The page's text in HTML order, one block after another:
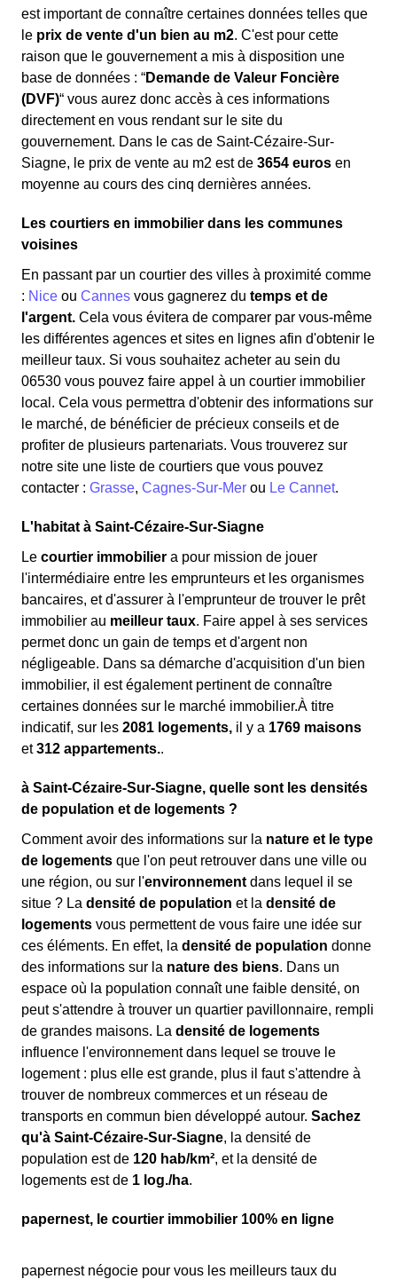
est important de connaître certaines données telles que
le prix de vente d'un bien au m2. C'est pour cette
raison que le gouvernement a mis à disposition une
base de données : “Demande de Valeur Foncière
(DVF)“ vous aurez donc accès à ces informations
directement en vous rendant sur le site du
gouvernement. Dans le cas de Saint-Cézaire-Sur-
Siagne, le prix de vente au m2 est de 3654 euros en
moyenne au cours des cinq dernières années.
Les courtiers en immobilier dans les communes
voisines
En passant par un courtier des villes à proximité comme
: Nice ou Cannes vous gagnerez du temps et de
l'argent. Cela vous évitera de comparer par vous-même
les différentes agences et sites en lignes afin d'obtenir le
meilleur taux. Si vous souhaitez acheter au sein du
06530 vous pouvez faire appel à un courtier immobilier
local. Cela vous permettra d'obtenir des informations sur
le marché, de bénéficier de précieux conseils et de
profiter de plusieurs partenariats. Vous trouverez sur
notre site une liste de courtiers que vous pouvez
contacter : Grasse, Cagnes-Sur-Mer ou Le Cannet.
L'habitat à Saint-Cézaire-Sur-Siagne
Le courtier immobilier a pour mission de jouer
l'intermédiaire entre les emprunteurs et les organismes
bancaires, et d'assurer à l'emprunteur de trouver le prêt
immobilier au meilleur taux. Faire appel à ses services
permet donc un gain de temps et d'argent non
négligeable. Dans sa démarche d'acquisition d'un bien
immobilier, il est également pertinent de connaître
certaines données sur le marché immobilier.À titre
indicatif, sur les 2081 logements, il y a 1769 maisons
et312 appartements..
à Saint-Cézaire-Sur-Siagne, quelle sont les densités
de population et de logements ?
Comment avoir des informations sur la nature et le type
de logements que l'on peut retrouver dans une ville ou
une région, ou sur l'environnement dans lequel il se
situe ? La densité de population et la densité de
logements vous permettent de vous faire une idée sur
ces éléments. En effet, la densité de population donne
des informations sur la nature des biens. Dans un
espace où la population connaît une faible densité, on
peut s'attendre à trouver un quartier pavillonnaire, rempli
de grandes maisons. La densité de logements
influence l'environnement dans lequel se trouve le
logement : plus elle est grande, plus il faut s'attendre à
trouver de nombreux commerces et un réseau de
transports en commun bien développé autour. Sachez
qu'à Saint-Cézaire-Sur-Siagne, la densité de
population est de 120 hab/km², et la densité de
logements est de 1 log./ha.
papernest, le courtier immobilier 100% en ligne
papernest négocie pour vous les meilleurs taux du